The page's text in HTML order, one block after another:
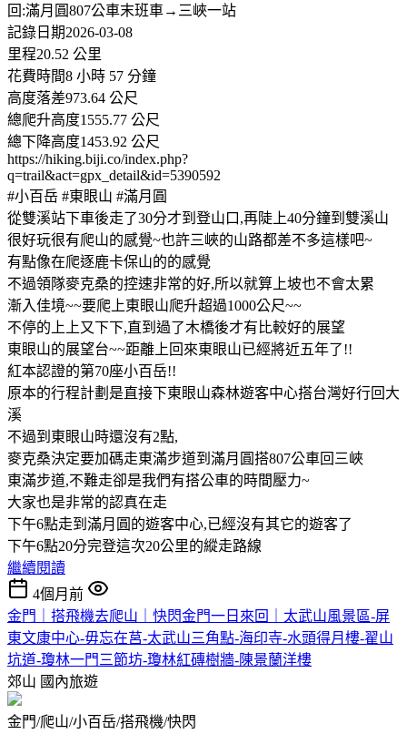
回:滿月圓807公車末班車→三峽一站
記錄日期2026-03-08
里程20.52 公里
花費時間8 小時 57 分鐘
高度落差973.64 公尺
總爬升高度1555.77 公尺
總下降高度1453.92 公尺
https://hiking.biji.co/index.php?
q=trail&act=gpx_detail&id=5390592
#小百岳 #東眼山 #滿月圓
從雙溪站下車後走了30分才到登山口,再陡上40分鐘到雙溪山
很好玩很有爬山的感覺~也許三峽的山路都差不多這樣吧~
有點像在爬逐鹿卡保山的的感覺
不過領隊麥克桑的控速非常的好,所以就算上坡也不會太累
漸入佳境~~要爬上東眼山爬升超過1000公尺~~
不停的上上又下下,直到過了木橋後才有比較好的展望
東眼山的展望台~~距離上回來東眼山已經將近五年了!!
紅本認證的第70座小百岳!!
原本的行程計劃是直接下東眼山森林遊客中心搭台灣好行回大
溪
不過到東眼山時還沒有2點,
麥克桑決定要加碼走東滿步道到滿月圓搭807公車回三峽
東滿步道,不難走卻是我們有搭公車的時間壓力~
大家也是非常的認真在走
下午6點走到滿月圓的遊客中心,已經沒有其它的遊客了
下午6點20分完登這次20公里的縱走路線
繼續閱讀
4個月前
金門｜搭飛機去爬山｜快閃金門一日來回｜太武山風景區-屏
東文康中心-毋忘在莒-太武山三角點-海印寺-水頭得月樓-翟山
坑道-瓊林一門三節坊-瓊林紅磚樹牆-陳景蘭洋樓
郊山 國內旅遊
金門/爬山/小百岳/搭飛機/快閃